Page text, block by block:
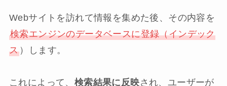
Webサイトを訪れて情報を集めた後、その内容を
検索エンジンのデータベースに登録（インデック
ス ）します。
これによって、 検索結果に反映され、ユーザーが